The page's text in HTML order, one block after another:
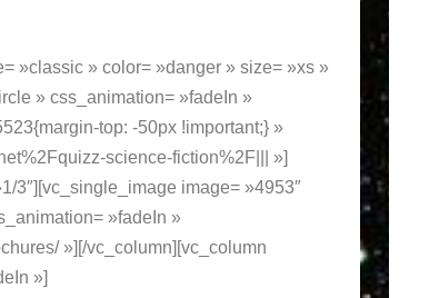
»classic » color= »danger » size= »xs »
» css_animation= »fadeIn »
top: -50px !important;} »
science-fiction%2F||| »]
3″][vc_single_image image= »4953″
»fadeIn »
»][/vc_column][vc_column
»]